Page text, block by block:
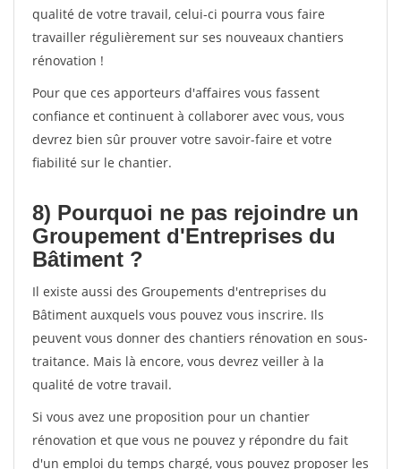
qualité de votre travail, celui-ci pourra vous faire
travailler régulièrement sur ses nouveaux chantiers
rénovation !
Pour que ces apporteurs d'affaires vous fassent
confiance et continuent à collaborer avec vous, vous
devrez bien sûr prouver votre savoir-faire et votre
fiabilité sur le chantier.
8) Pourquoi ne pas rejoindre un
Groupement d'Entreprises du
Bâtiment ?
Il existe aussi des Groupements d'entreprises du
Bâtiment auxquels vous pouvez vous inscrire. Ils
peuvent vous donner des chantiers rénovation en sous-
traitance. Mais là encore, vous devrez veiller à la
qualité de votre travail.
Si vous avez une proposition pour un chantier
rénovation et que vous ne pouvez y répondre du fait
d'un emploi du temps chargé, vous pouvez proposer les